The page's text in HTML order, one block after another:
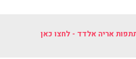
אריה אלדד - לחצו כאן